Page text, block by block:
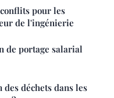
pour les
de l'ingénierie
de portage salarial
déchets dans les